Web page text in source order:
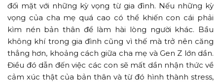
đối mặt với những kỳ vọng từ gia đình. Nếu những kỳ
vọng của cha mẹ quá cao có thể khiến con cái phải
kìm nén bản thân để làm hài lòng người khác. Bầu
không khí trong gia đình cũng vì thế mà trở nên căng
thẳng hơn, khoảng cách giữa cha mẹ và Gen Z lớn dần.
Điều đó dẫn đến việc các con sẽ mất dần nhận thức về
cảm xúc thật của bản thân và từ đó hình thành stress,